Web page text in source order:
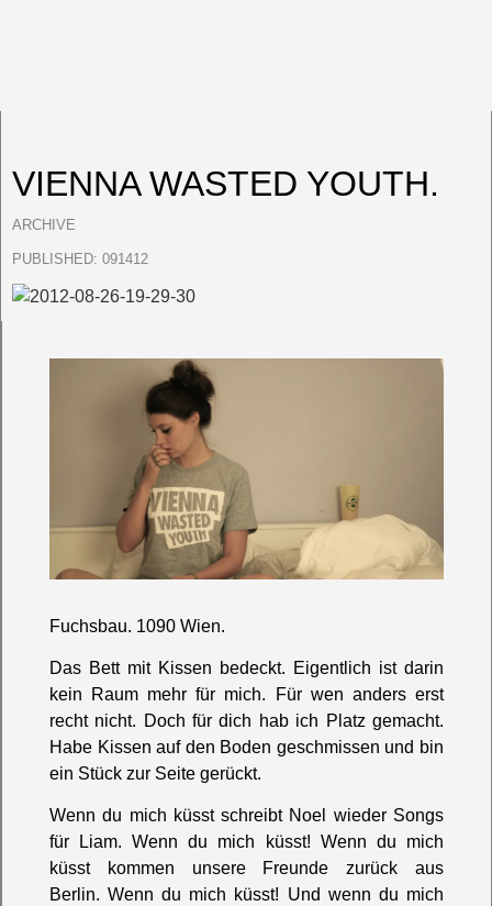
VIENNA WASTED YOUTH.
ARCHIVE
PUBLISHED: 091412
Fuchsbau. 1090 Wien.
Das Bett mit Kissen bedeckt. Eigentlich ist darin
kein Raum mehr für mich. Für wen anders erst
recht nicht. Doch für dich hab ich Platz gemacht.
Habe Kissen auf den Boden geschmissen und bin
ein Stück zur Seite gerückt.
Wenn du mich küsst schreibt Noel wieder Songs
für Liam. Wenn du mich küsst! Wenn du mich
küsst kommen unsere Freunde zurück aus
Berlin. Wenn du mich küsst! Und wenn du mich